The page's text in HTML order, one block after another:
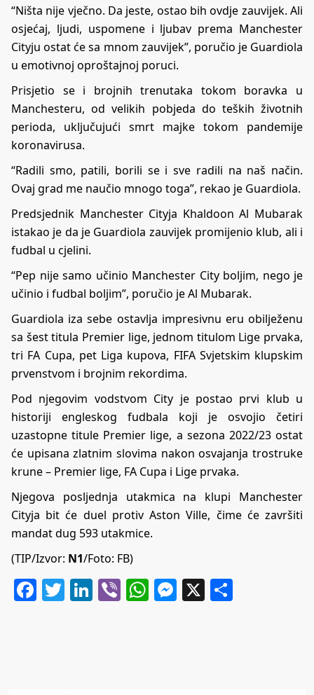
“Ništa nije vječno. Da jeste, ostao bih ovdje zauvijek. Ali
osjećaj, ljudi, uspomene i ljubav prema Manchester
Cityju ostat će sa mnom zauvijek”, poručio je Guardiola
u emotivnoj oproštajnoj poruci.
Prisjetio se i brojnih trenutaka tokom boravka u
Manchesteru, od velikih pobjeda do teških životnih
perioda, uključujući smrt majke tokom pandemije
koronavirusa.
“Radili smo, patili, borili se i sve radili na naš način.
Ovaj grad me naučio mnogo toga”, rekao je Guardiola.
Predsjednik Manchester Cityja Khaldoon Al Mubarak
istakao je da je Guardiola zauvijek promijenio klub, ali i
fudbal u cjelini.
“Pep nije samo učinio Manchester City boljim, nego je
učinio i fudbal boljim”, poručio je Al Mubarak.
Guardiola iza sebe ostavlja impresivnu eru obilježenu
sa šest titula Premier lige, jednom titulom Lige prvaka,
tri FA Cupa, pet Liga kupova, FIFA Svjetskim klupskim
prvenstvom i brojnim rekordima.
Pod njegovim vodstvom City je postao prvi klub u
historiji engleskog fudbala koji je osvojio četiri
uzastopne titule Premier lige, a sezona 2022/23 ostat
će upisana zlatnim slovima nakon osvajanja trostruke
krune – Premier lige, FA Cupa i Lige prvaka.
Njegova posljednja utakmica na klupi Manchester
Cityja bit će duel protiv Aston Ville, čime će završiti
mandat dug 593 utakmice.
(TIP/Izvor: N1/Foto: FB)
Facebook
Twitter
LinkedIn
ViberWhatsApp
Messenger
X